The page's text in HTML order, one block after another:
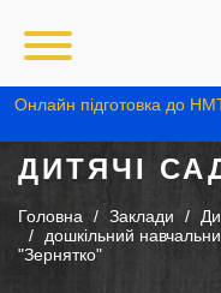
Онлайн підготовка до
ДИТЯЧІ
Головна Заклади
дошкільний
"Зернятко"